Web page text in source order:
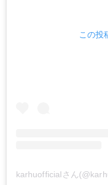
この投
karhuofficialさん